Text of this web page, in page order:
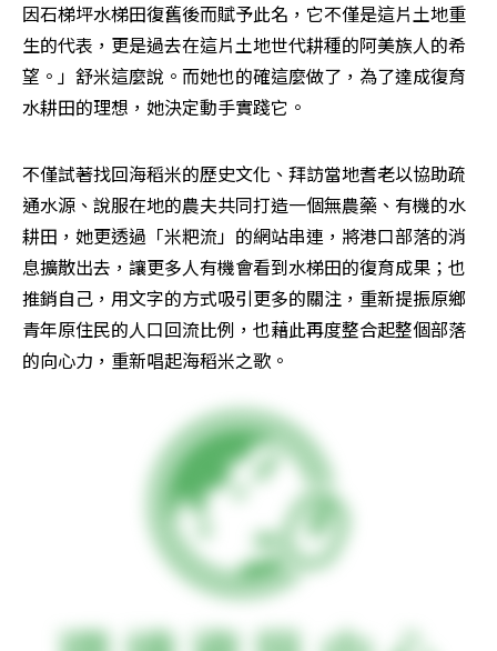
因石梯坪水梯田復舊後而賦予此名，它不僅是這片土地重
生的代表，更是過去在這片土地世代耕種的阿美族人的希
望。」舒米這麼說。而她也的確這麼做了，為了達成復育
水耕田的理想，她決定動手實踐它。
不僅試著找回海稻米的歷史文化、拜訪當地耆老以協助疏
通水源、說服在地的農夫共同打造一個無農藥、有機的水
耕田，她更透過「米粑流」的網站串連，將港口部落的消
息擴散出去，讓更多人有機會看到水梯田的復育成果；也
推銷自己，用文字的方式吸引更多的關注，重新提振原鄉
青年原住民的人口回流比例，也藉此再度整合起整個部落
的向心力，重新唱起海稻米之歌。